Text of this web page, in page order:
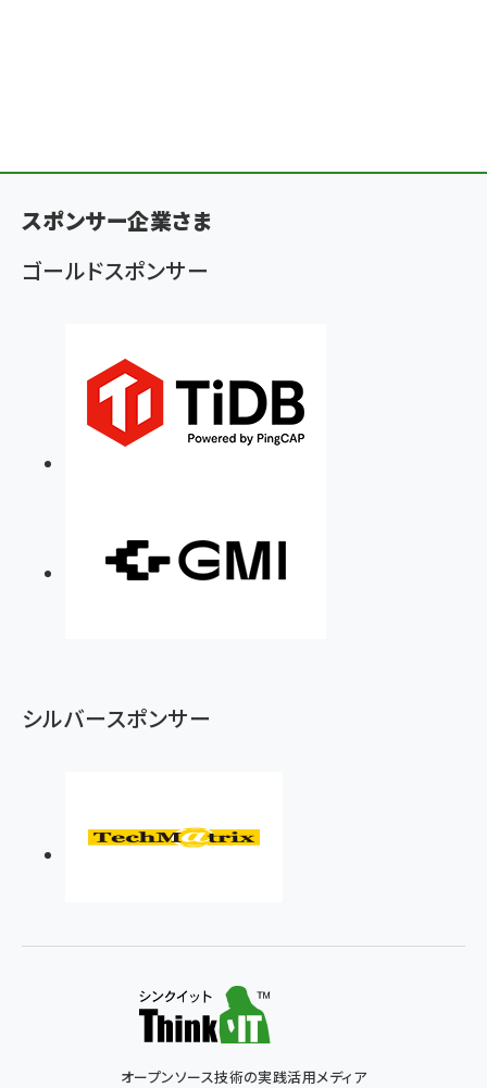
スポンサー企業さま
ゴールドスポンサー
シルバースポンサー
オープンソース技術の実践活用メディア